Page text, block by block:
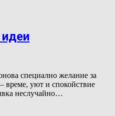
специално желание за
време, уют и спокойствие
неслучайно…